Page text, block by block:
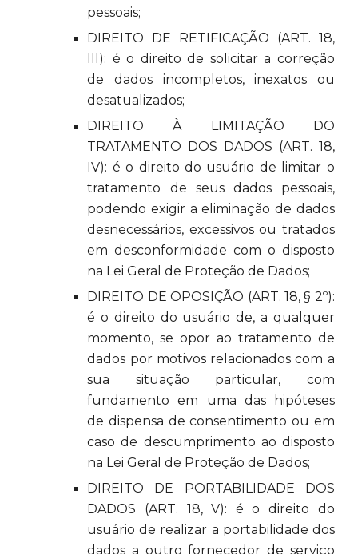
pessoais;
DIREITO DE RETIFICAÇÃO (ART. 18,
III): é o direito de solicitar a correção
de dados incompletos, inexatos ou
desatualizados;
DIREITO À LIMITAÇÃO DO
TRATAMENTO DOS DADOS (ART. 18,
IV): é o direito do usuário de limitar o
tratamento de seus dados pessoais,
podendo exigir a eliminação de dados
desnecessários, excessivos ou tratados
em desconformidade com o disposto
na Lei Geral de Proteção de Dados;
DIREITO DE OPOSIÇÃO (ART. 18, § 2º):
é o direito do usuário de, a qualquer
momento, se opor ao tratamento de
dados por motivos relacionados com a
sua situação particular, com
fundamento em uma das hipóteses
de dispensa de consentimento ou em
caso de descumprimento ao disposto
na Lei Geral de Proteção de Dados;
DIREITO DE PORTABILIDADE DOS
DADOS (ART. 18, V): é o direito do
usuário de realizar a portabilidade dos
dados a outro fornecedor de serviço